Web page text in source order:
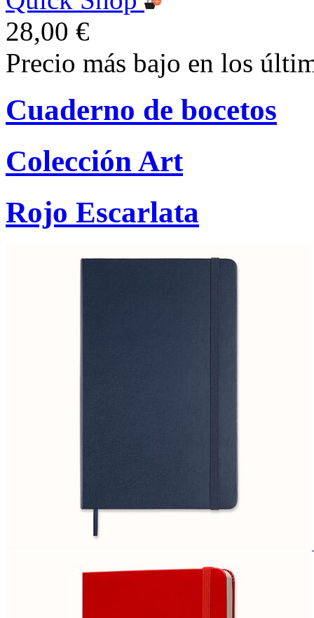
28,00 €
Precio más bajo en los
Cuaderno de bocetos
Colección Art
Rojo Escarlata